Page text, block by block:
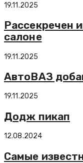
19.11.2025
Рассекречен
салоне
19.11.2025
АвтоВАЗ
19.11.2025
Додж пикап
12.08.2024
Самые